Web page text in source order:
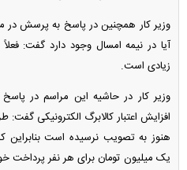
وزیر کار همچنین در پاسخ به پرسش در
آیا در نیمه امسال وجود دارد گفت: فعلاً
زیادی است.
وزیر کار در حاشیه این مراسم در
افزایش اعتبار کالابرگ الکترونیکی
هنوز به تصویب نرسیده است بنابراین
یک میلیون تومان برای هر نفر پرداخت